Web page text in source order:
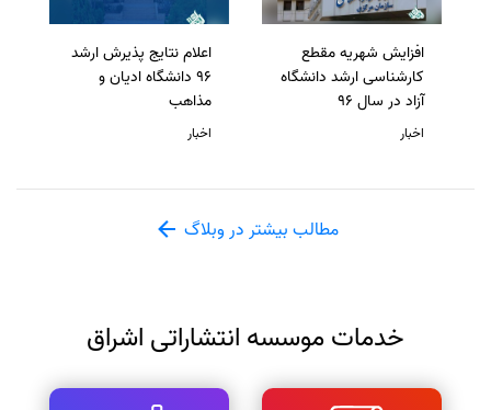
افزایش شهریه مقطع
کارشناسی ارشد دانشگاه
آزاد در سال 96
اخبار
اعلام نتایج پذیرش ارشد
96 دانشگاه ادیان و
مذاهب
اخبار
مطالب بیشتر در وبلاگ
خدمات موسسه انتشاراتی اشراق